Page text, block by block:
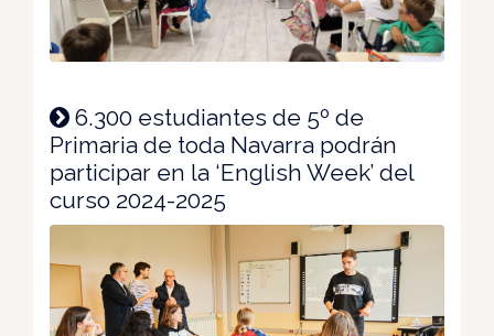
6.300 estudiantes de 5º de
Primaria de toda Navarra podrán
participar en la ‘English Week’ del
curso 2024-2025